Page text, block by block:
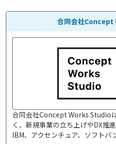
合同会社
合同会社Concept Works Studio
く、新規事業の立ち上げやDX推
IBM、アクセンチュア、ソフトバ